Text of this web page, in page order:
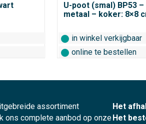
U-poot (smal) BP53
metaal – koker: 8×8
in winkel verkijgbaar
online te bestellen
assortiment
ons complete aanbod op onze
Het
Het